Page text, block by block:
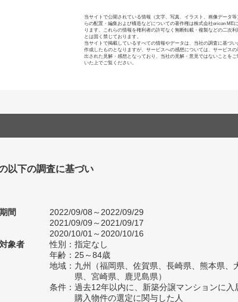
当サイトで公開されている情報（文字、写真、イラスト、画像データ等
らの配置・編集および構造などについての著作権は株式会社oricon ME
ります。これらの情報を権利者の許可なく無断転載・複製などの二次利
とは固く禁じております。
当サイトで掲載しているすべての情報やデータは、当社の調査に基づい
作成したものとなりますが、サービスへの感想については、サービスの
出された見解・感想となっており、当社の見解・意見ではないことをご
いた上でご覧ください。
以下の調査に基づい
間
2022/09/08～2022/09/29
2021/09/09～2021/09/17
2020/10/01～2020/10/16
象者
性別：指定なし
年齢：25～84歳
地域：九州（福岡県、佐賀県、長崎県、熊本県、
県、宮崎県、鹿児島県）
条件：過去12年以内に、新築分譲マンションに入
購入物件の選定に関与した人